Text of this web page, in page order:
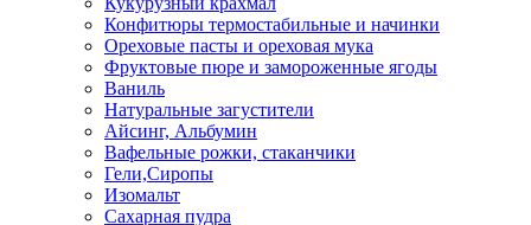
Конфитюры термостабильные и начинки
Ореховые пасты и ореховая мука
Фруктовые пюре и замороженные ягоды
Ваниль
Натуральные загустители
Айсинг, Альбумин
Вафельные рожки, стаканчики
Гели,Сиропы
Изомальт
Сахарная пудра